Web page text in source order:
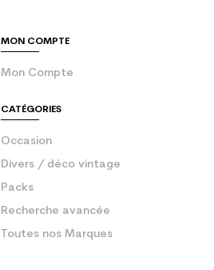
MON COMPTE
Mon Compte
CATÉGORIES
Occasion
Divers / déco vintage
Packs
Recherche avancée
Toutes nos Marques